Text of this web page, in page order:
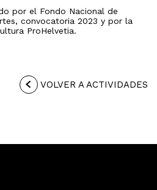
por el Fondo Nacional de
convocatoria 2023 y por la
ProHelvetia.
VOLVER A ACTIVIDADES